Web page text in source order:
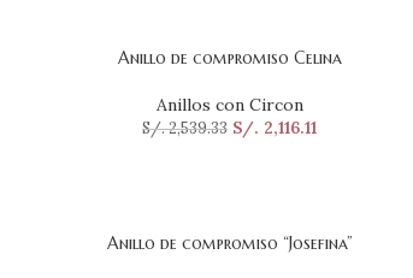
SELECCIONAR OPCIONES
Anillo de compromiso Celina
Anillos con Circon
S/.2,539.33 S/. 2,116.11
SELECCIONAR OPCIONES
Anillo de compromiso “Josefina”